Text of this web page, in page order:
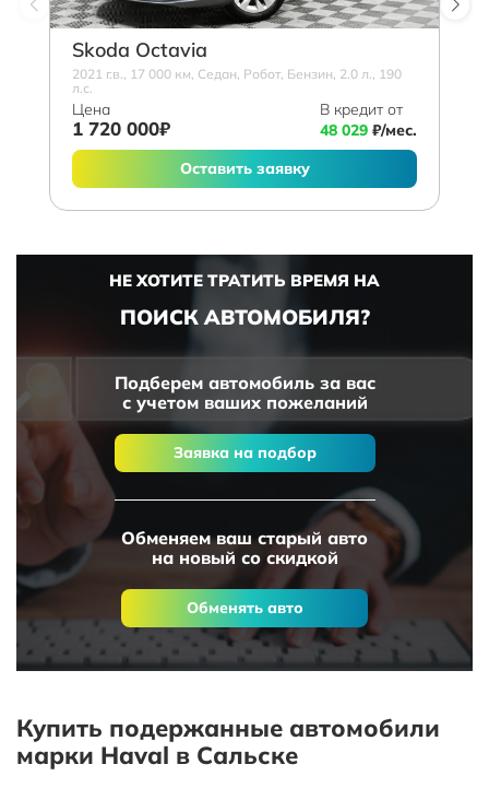
Skoda Octavia
2021 г.в., 17 000 км, Седан, Робот, Бензин, 2.0 л., 190
л.с.
Цена
1 720 000₽
В кредит от
48 029 ₽/мес.
Оставить заявку
НЕ ХОТИТЕ ТРАТИТЬ ВРЕМЯ НА
ПОИСК АВТОМОБИЛЯ?
Подберем автомобиль за вас
с учетом ваших пожеланий
Заявка на подбор
Обменяем ваш старый авто
на новый со скидкой
Обменять авто
Купить подержанные автомобили
марки Haval в Сальске